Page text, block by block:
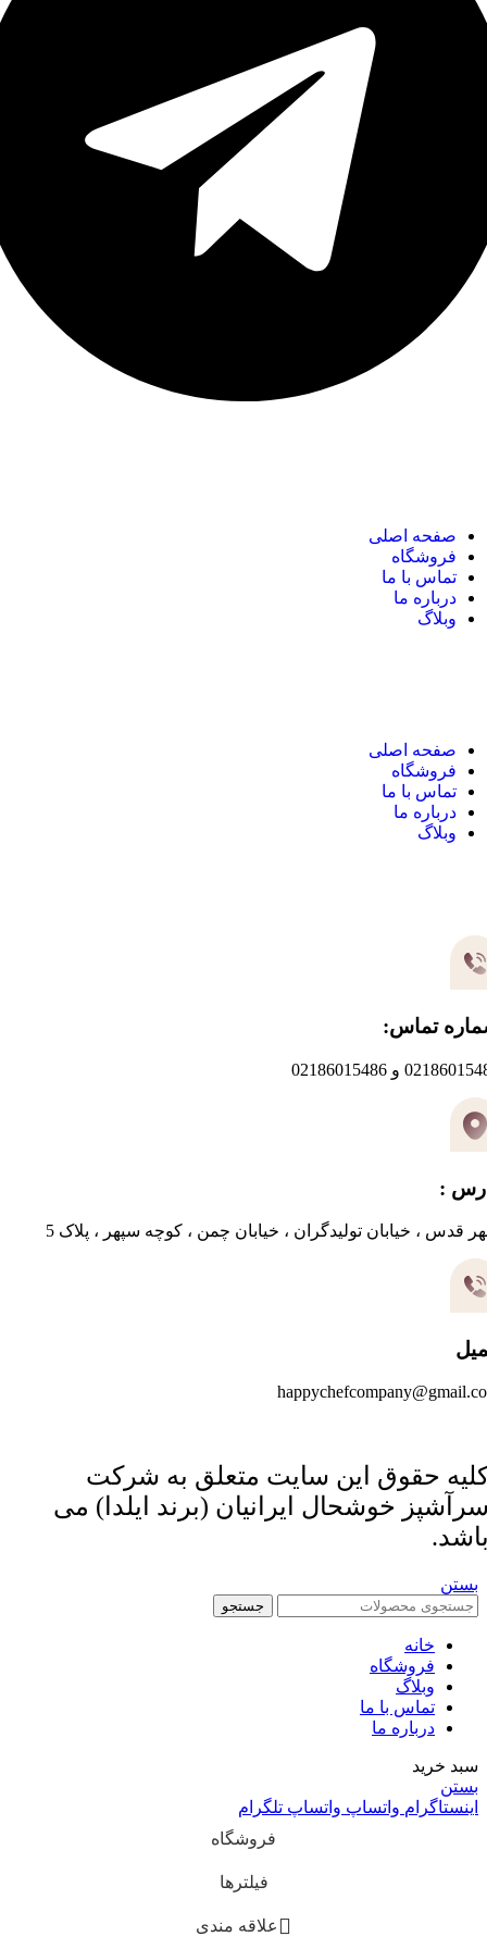
صفحه اصلی
فروشگاه
تماس با ما
درباره ما
وبلاگ
صفحه اصلی
فروشگاه
تماس با ما
درباره ما
وبلاگ
تماس:
و 02186015486
:
قدس ، خیابان تولیدگران ، خیابان چمن ، کوچه سپهر ، پلاک 5
حقوق این سایت متعلق به شرکت
خوشحال ایرانیان (برند ایلدا) می
بستن
جستجو
خانه
فروشگاه
وبلاگ
تماس با ما
درباره ما
سبد خرید
بستن
اینستاگرام واتساپ واتساپ تلگرام
فروشگاه
فیلترها
علاقه مندی